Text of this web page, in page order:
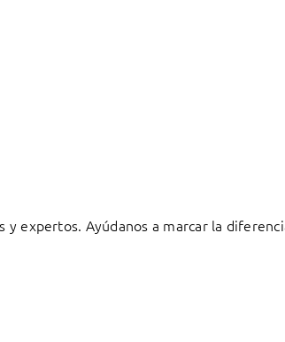
expertos. Ayúdanos a marcar la